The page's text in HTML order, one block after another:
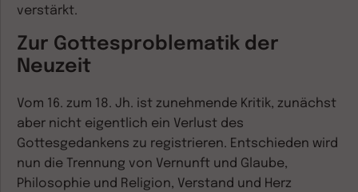
verstärkt.
Zur Gottesproblematik der
Neuzeit
Vom 16. zum 18. Jh. ist zunehmende Kritik, zunächst
aber nicht eigentlich ein Verlust des
Gottesgedankens zu registrieren. Entschieden wird
nun die Trennung von Vernunft und Glaube,
Philosophie und Religion, Verstand und Herz